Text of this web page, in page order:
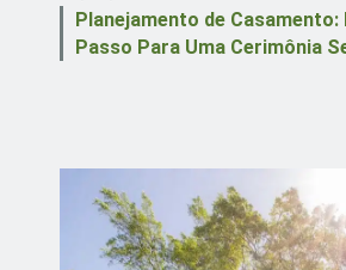
Planejamento de Casamento:
Passo Para Uma Cerimônia